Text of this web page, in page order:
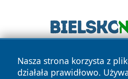
Nasza strona korzysta z
działała prawidłowo.